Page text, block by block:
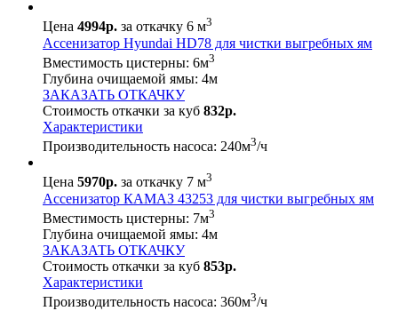
Цена 4994р. за откачку 6 м3
Ассенизатор Hyundai HD78 для чистки выгребных ям
Вместимость цистерны: 6м3
Глубина очищаемой ямы: 4м
ЗАКАЗАТЬ ОТКАЧКУ
Стоимость откачки за куб 832р.
Характеристики
Производительность насоса: 240м3/ч
Цена 5970р. за откачку 7 м3
Ассенизатор КАМАЗ 43253 для чистки выгребных ям
Вместимость цистерны: 7м3
Глубина очищаемой ямы: 4м
ЗАКАЗАТЬ ОТКАЧКУ
Стоимость откачки за куб 853р.
Характеристики
Производительность насоса: 360м3/ч